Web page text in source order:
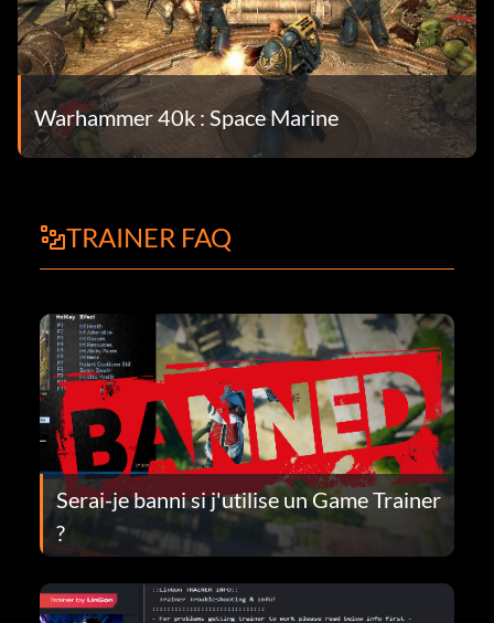
Warhammer 40k : Space Marine
TRAINER FAQ
Serai-je banni si j'utilise un Game Trainer
?